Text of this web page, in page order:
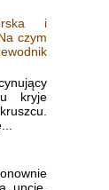
i
czym
kryje